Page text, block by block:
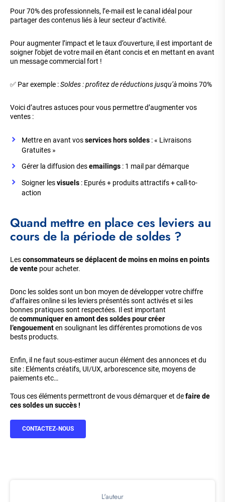
L'auteur
Pour 70% des professionnels, l’e-mail est le canal idéal pour
partager des contenus liés à leur secteur d’activité.
Pour augmenter l’impact et le taux d’ouverture, il est important de
soigner l’objet de votre mail en étant concis et en mettant en avant
un message commercial fort !
✅ Par exemple :Soldes : profitez de réductions jusqu’à moins 70%
Voici d’autres astuces pour vous permettre d’augmenter vos
ventes :
Mettre en avant vosservices hors soldes : « Livraisons
Gratuites »
Gérer la diffusion desemailings : 1 mail par démarque
Soigner lesvisuels : Epurés + produits attractifs + call-to-
action
Quand mettre en place ces leviers au
cours de la période de soldes ?
Lesconsommateurs se déplacent de moins en moins en points
de vente pour acheter.
Donc les soldes sont un bon moyen de développer votre chiffre
d’affaires online si les leviers présentés sont activés et si les
bonnes pratiques sont respectées. Il est important
decommuniquer en amont des soldes pour créer
l’engouementen soulignant les différentes promotions de vos
bests products.
Enfin, il ne faut sous-estimer aucun élément des annonces et du
site : Eléments créatifs, UI/UX, arborescence site, moyens de
paiements etc…
Tous ces éléments permettront de vous démarquer et defaire de
ces soldes un succès !
CONTACTEZ-NOUS